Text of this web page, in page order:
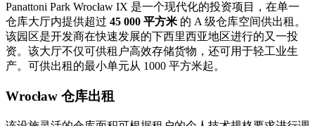
Panattoni Park Wrocław IX 是一个现代化的投资项目，在单一
仓库大厅内提供超过 45 000 平方米 的 A 级仓库空间供出租。
该园区是开发商在快速发展的下西里西亚地区进行的又一投
资。该大厅不仅可供租户高效存储货物，还可用于轻工业生
产。可供出租的最小单元从 1000 平方米起。
Wrocław 仓库出租